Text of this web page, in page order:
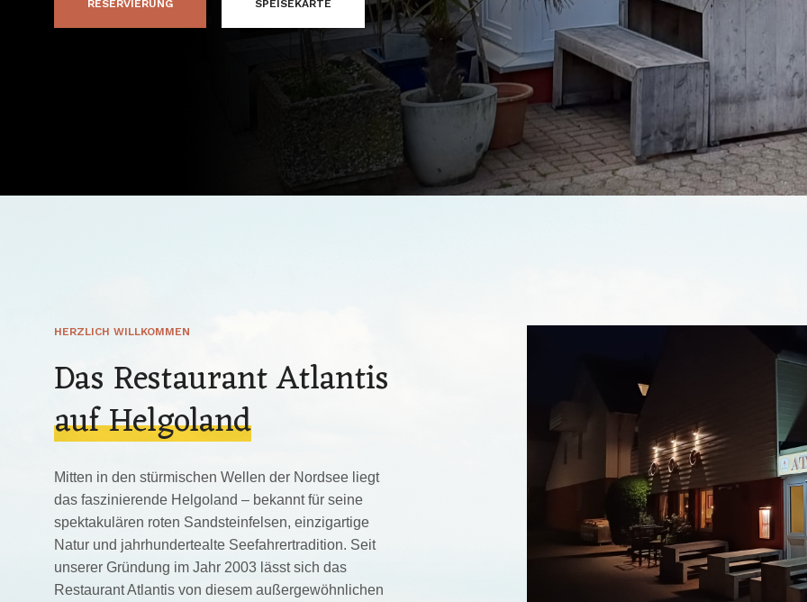
RESERVIERUNG SPEISEKARTE
HERZLICH WILLKOMMEN
Das Restaurant Atlantis
auf Helgoland
Mitten in den stürmischen Wellen der Nordsee liegt
das faszinierende Helgoland – bekannt für seine
spektakulären roten Sandsteinfelsen, einzigartige
Natur und jahrhundertealte Seefahrertradition. Seit
unserer Gründung im Jahr 2003 lässt sich das
Restaurant Atlantis von diesem außergewöhnlichen